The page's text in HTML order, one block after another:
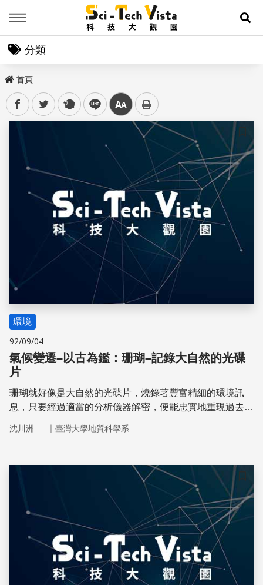
展
分類
首頁
facebooktwitter plurk line 中
儲存
環境
92/09/04
氣候變遷–以古為鑑：珊瑚–記錄大自然的光碟
片
珊瑚就好像是大自然的光碟片，燒錄著豐富精細的環境訊
息，只要經過適當的分析儀器解密，便能忠實地重現過去的
沈川洲 ｜ 臺灣大學地質科學系
儲存